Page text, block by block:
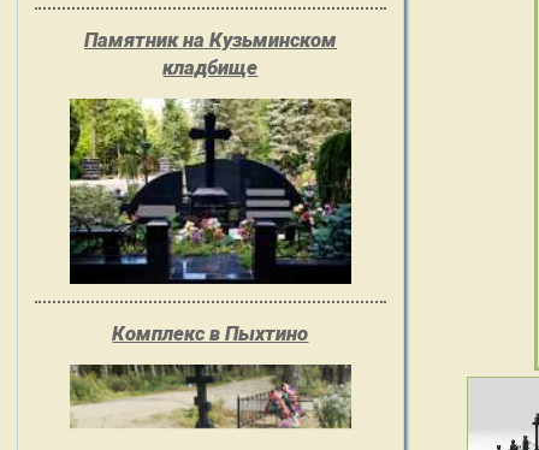
Памятник на Кузьминском
кладбище
Комплекс в Пыхтино